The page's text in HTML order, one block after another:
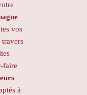
vos
faire
à